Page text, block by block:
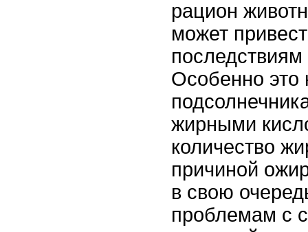
рацион
может
Особенно это
жирными
количество
причиной
в свою
проблемам с